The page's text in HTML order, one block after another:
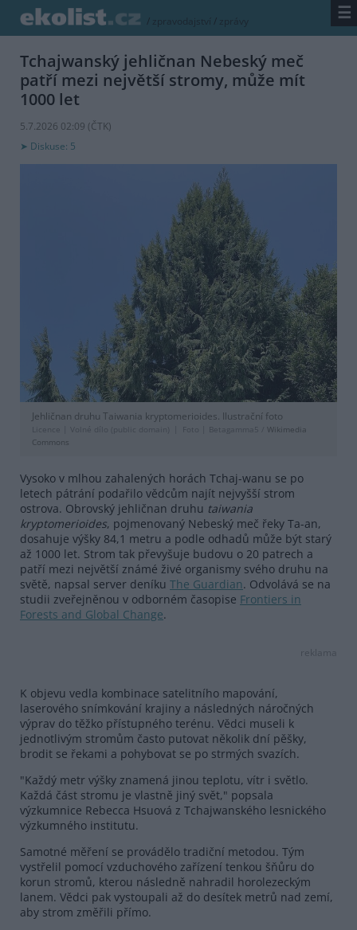
/ zpravodajství / zprávy ☰
Tchajwanský jehličnan Nebeský meč
patří mezi největší stromy, může mít
1000 let
5.7.2026 02:09 (ČTK)
Diskuse: 5
Jehličnan druhu Taiwania kryptomerioides. Ilustrační foto
Licence | Volné dílo (public domain) Foto | Betagamma5 / Wikimedia
Commons
Vysoko v mlhou zahalených horách Tchaj-wanu se po
letech pátrání podařilo vědcům najít nejvyšší strom
ostrova. Obrovský jehličnan druhu taiwania
kryptomerioides, pojmenovaný Nebeský meč řeky Ta-an,
dosahuje výšky 84,1 metru a podle odhadů může být starý
až 1000 let. Strom tak převyšuje budovu o 20 patrech a
patří mezi největší známé živé organismy svého druhu na
světě, napsal server deníku The Guardian. Odvolává se na
studii zveřejněnou v odborném časopise Frontiers in
Forests and Global Change.
reklama
K objevu vedla kombinace satelitního mapování,
laserového snímkování krajiny a následných náročných
výprav do těžko přístupného terénu. Vědci museli k
jednotlivým stromům často putovat několik dní pěšky,
brodit se řekami a pohybovat se po strmých svazích.
"Každý metr výšky znamená jinou teplotu, vítr i světlo.
Každá část stromu je vlastně jiný svět," popsala
výzkumnice Rebecca Hsuová z Tchajwanského lesnického
výzkumného institutu.
Samotné měření se provádělo tradiční metodou. Tým
vystřelil pomocí vzduchového zařízení tenkou šňůru do
korun stromů, kterou následně nahradil horolezeckým
lanem. Vědci pak vystoupali až do desítek metrů nad zemí,
aby strom změřili přímo.